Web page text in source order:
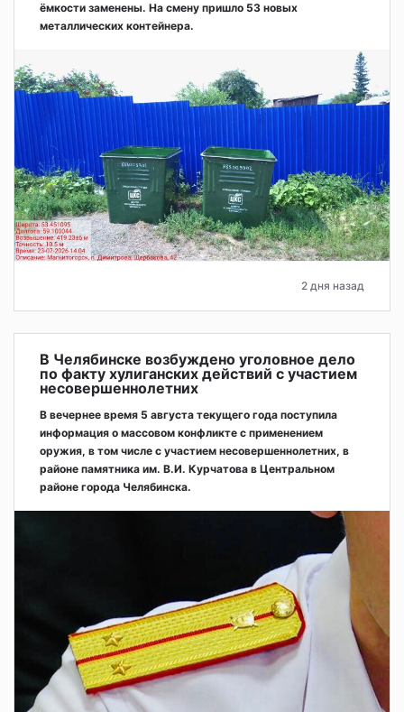
ёмкости заменены. На смену пришло 53 новых
металлических контейнера.
2 дня назад
В Челябинске возбуждено уголовное дело
по факту хулиганских действий с участием
несовершеннолетних
В вечернее время 5 августа текущего года поступила
информация о массовом конфликте с применением
оружия, в том числе с участием несовершеннолетних, в
районе памятника им. В.И. Курчатова в Центральном
районе города Челябинска.